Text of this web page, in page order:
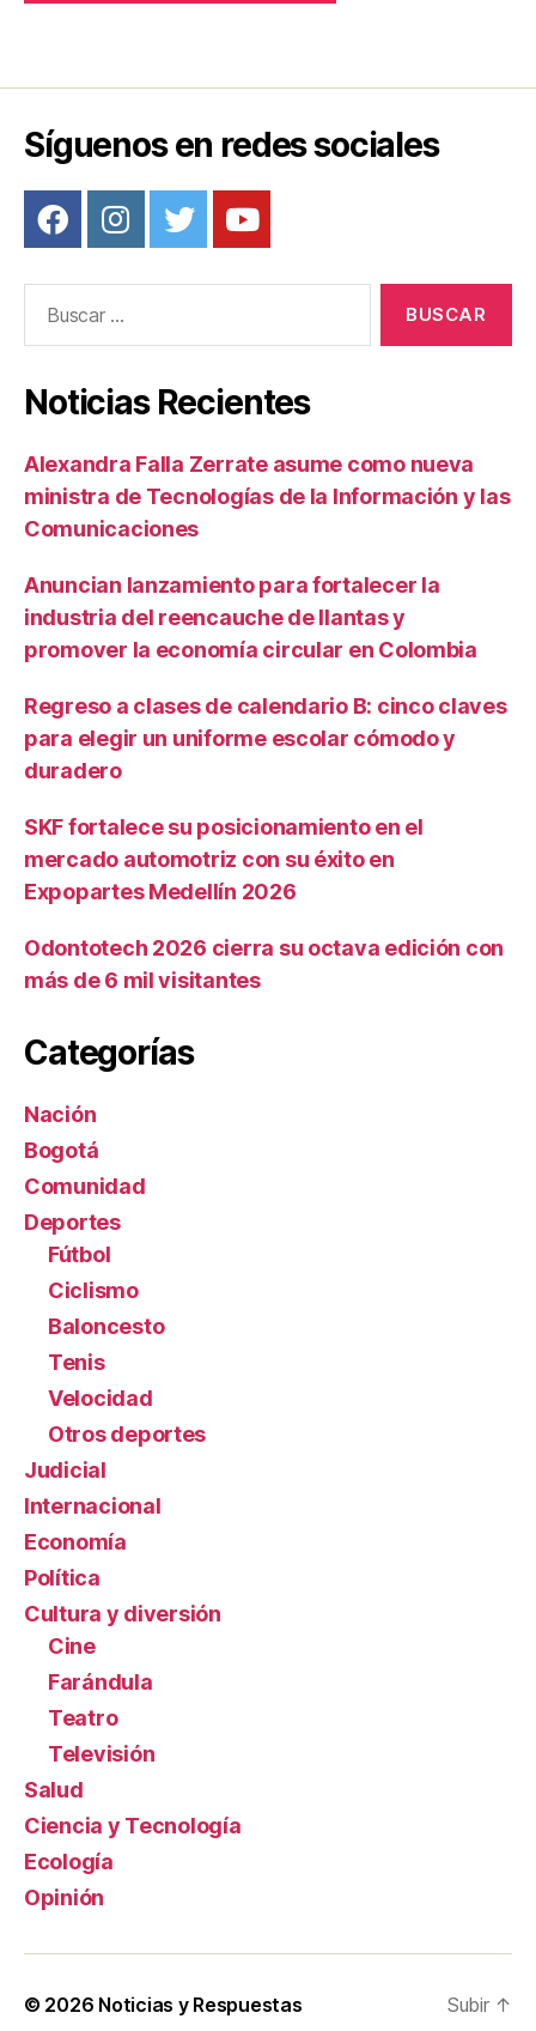
Síguenos en redes sociales
Noticias Recientes
Alexandra Falla Zerrate asume como nueva
ministra de Tecnologías de la Información y las
Comunicaciones
Anuncian lanzamiento para fortalecer la
industria del reencauche de llantas y
promover la economía circular en Colombia
Regreso a clases de calendario B: cinco claves
para elegir un uniforme escolar cómodo y
duradero
SKF fortalece su posicionamiento en el
mercado automotriz con su éxito en
Expopartes Medellín 2026
Odontotech 2026 cierra su octava edición con
más de 6 mil visitantes
Categorías
Nación
Bogotá
Comunidad
Deportes
Fútbol
Ciclismo
Baloncesto
Tenis
Velocidad
Otros deportes
Judicial
Internacional
Economía
Política
Cultura y diversión
Cine
Farándula
Teatro
Televisión
Salud
Ciencia y Tecnología
Ecología
Opinión
© 2026 Noticias y Respuestas Subir ↑